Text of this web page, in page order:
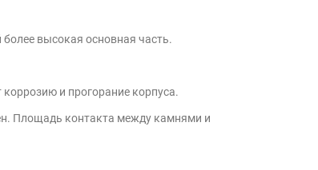
высокая основная часть.
и прогорание корпуса.
Площадь контакта между камнями и